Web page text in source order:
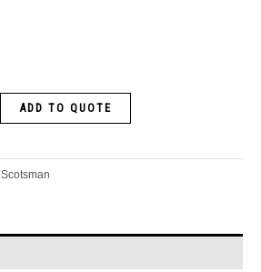
ADD TO QUOTE
Scotsman